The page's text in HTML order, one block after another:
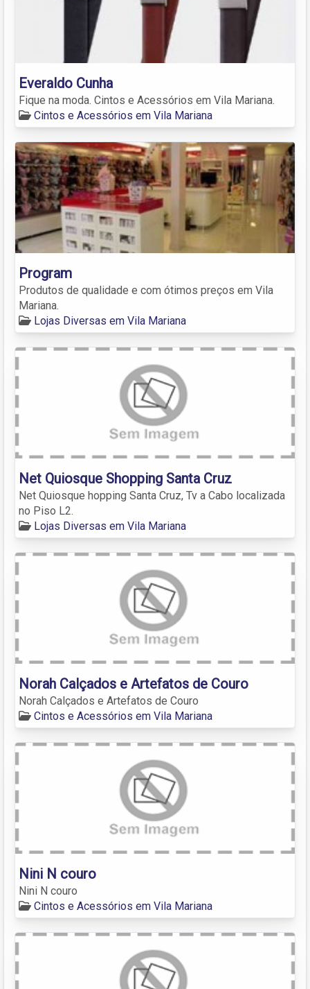
Everaldo Cunha
Fique na moda. Cintos e Acessórios em Vila Mariana.
Cintos e Acessórios em Vila Mariana
Program
Produtos de qualidade e com ótimos preços em Vila
Mariana.
Lojas Diversas em Vila Mariana
Net Quiosque Shopping Santa Cruz
Net Quiosque hopping Santa Cruz, Tv a Cabo localizada
no Piso L2.
Lojas Diversas em Vila Mariana
Norah Calçados e Artefatos de Couro
Norah Calçados e Artefatos de Couro
Cintos e Acessórios em Vila Mariana
Nini N couro
Nini N couro
Cintos e Acessórios em Vila Mariana